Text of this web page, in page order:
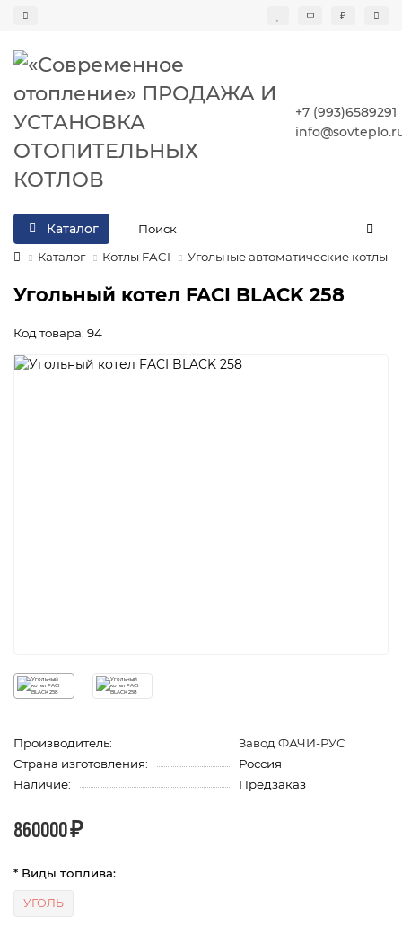
₽
+7 (993)6589291
Каталог
Каталог Котлы FACI Угольные автоматические котлы
Угольный котел FACI BLACK 258
Код товара: 94
Производитель:
Завод ФАЧИ-РУС
Страна изготовления:
Россия
Наличие:
Предзаказ
860000 ₽
* Виды топлива:
УГОЛЬ